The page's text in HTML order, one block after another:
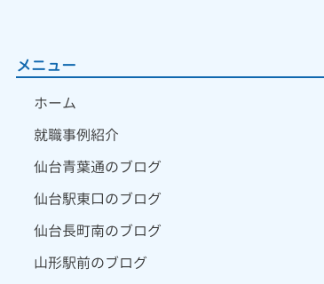
メニュー
ホーム
就職事例紹介
仙台青葉通のブログ
仙台駅東口のブログ
仙台長町南のブログ
山形駅前のブログ